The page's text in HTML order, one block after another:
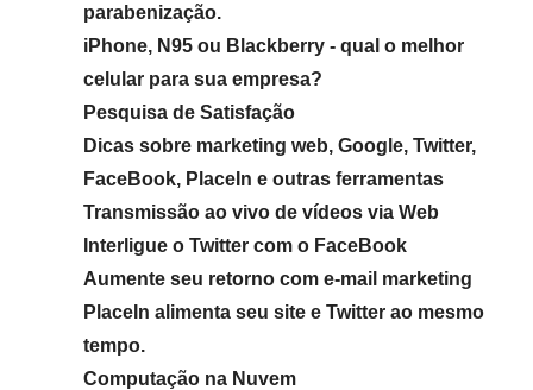
parabenização.
iPhone, N95 ou Blackberry - qual o melhor
celular para sua empresa?
Pesquisa de Satisfação
Dicas sobre marketing web, Google, Twitter,
FaceBook, PlaceIn e outras ferramentas
Transmissão ao vivo de vídeos via Web
Interligue o Twitter com o FaceBook
Aumente seu retorno com e-mail marketing
PlaceIn alimenta seu site e Twitter ao mesmo
tempo.
Computação na Nuvem